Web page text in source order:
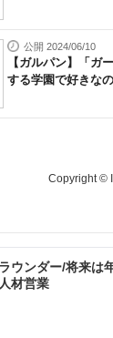
公開 2024/06/10
【ガルパン】「ガ
する学園で好きな
Copyright ©
ウンダー/将来は
材営業